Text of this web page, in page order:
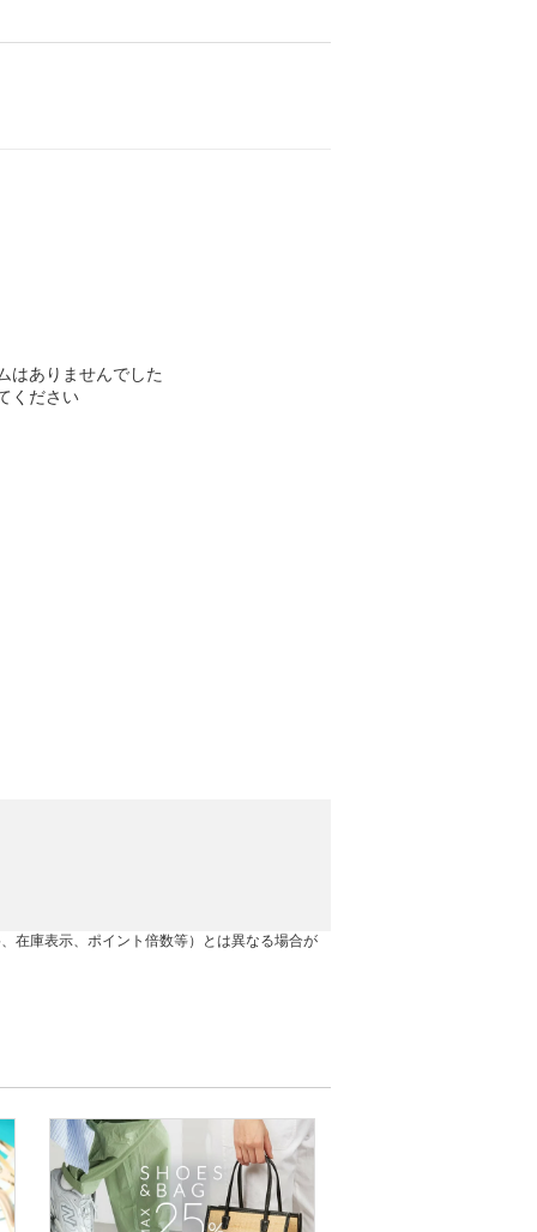
はありませんでした
ください
在庫表示、ポイント倍数等）とは異なる場合が